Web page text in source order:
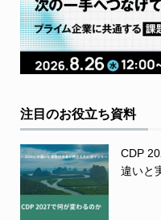
注目のお役立ち資料
CDP
違いと